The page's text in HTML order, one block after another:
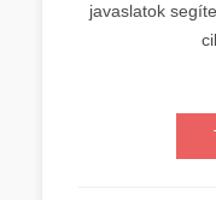
javaslatok